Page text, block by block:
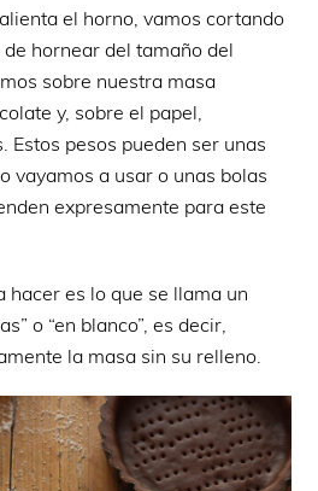
el horno, vamos cortando
hornear del tamaño del
sobre nuestra masa
y, sobre el papel,
Estos pesos pueden ser unas
vayamos a usar o unas bolas
expresamente para este
hacer es lo que se llama un
o “en blanco”, es decir,
la masa sin su relleno.